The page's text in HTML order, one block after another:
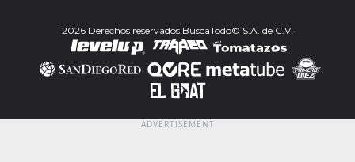
2026 Derechos reservados BuscaTodo© S.A. de C.V.